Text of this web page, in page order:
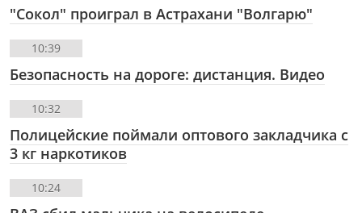
"Сокол" проиграл в Астрахани "Волгарю"
10:39
Безопасность на дороге: дистанция. Видео
10:32
Полицейские поймали оптового закладчика с
3 кг наркотиков
10:24